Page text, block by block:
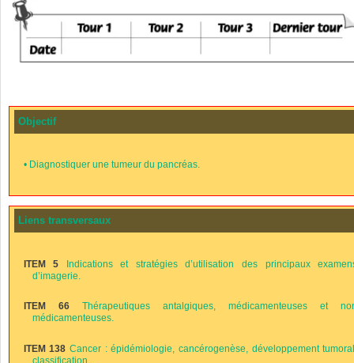
Objectif
• Diagnostiquer une tumeur du pancréas.
Liens transversaux
ITEM 5 Indications et stratégies d’utilisation des principaux
d’imagerie.
ITEM 66Thérapeutiques antalgiques, médicamenteuses et
médicamenteuses.
ITEM 138 Cancer : épidémiologie, cancérogenèse, développement
classification.